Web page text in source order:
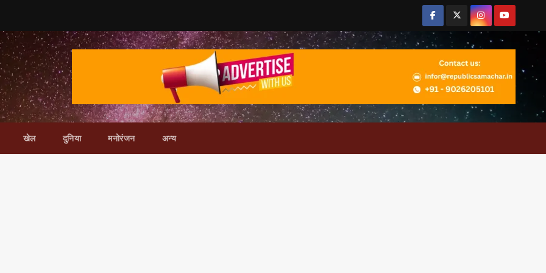
खेल दुनिया मनोरंजन अन्य